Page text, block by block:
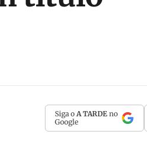
Siga o A TARDE no
Google